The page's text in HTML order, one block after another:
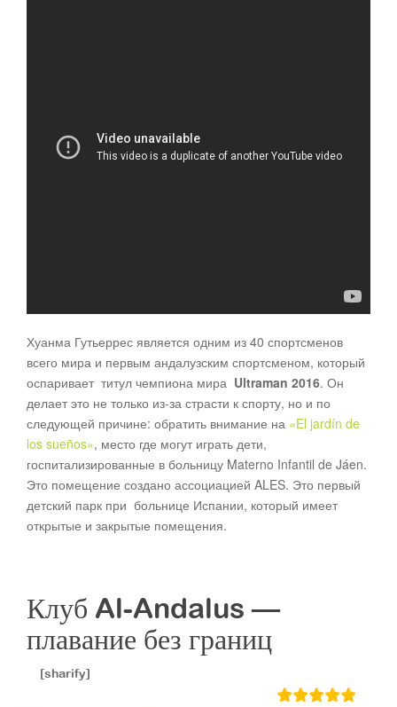
Хуанма Гутьеррес является одним из 40 спортсменов
всего мира и первым андалузским спортсменом, который
оспаривает титул чемпиона мира Ultraman 2016. Он
делает это не только из-за страсти к спорту, но и по
следующей причине: обратить внимание на «El jardín de
los sueños», место где могут играть дети,
госпитализированные в больницу Materno Infantil de Jáen.
Это помещение создано ассоциацией ALES. Это первый
детский парк при больнице Испании, который имеет
открытые и закрытые помещения.
Клуб Al-Andalus —
плавание без границ
[sharify]